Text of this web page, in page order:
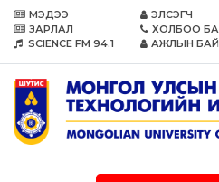
МЭДЭЭ
ЗАРЛАЛ
SCIENCE FM 94.1
ЭЛСЭГЧ
ХОЛБОО
АЖЛЫН